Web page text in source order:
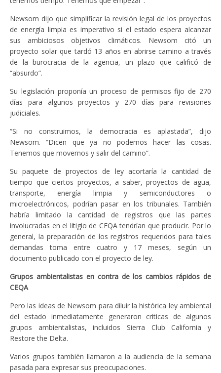
Newsom dijo que simplificar la revisión legal de los proyectos
de energía limpia es imperativo si el estado espera alcanzar
sus ambiciosos objetivos climáticos. Newsom citó un
proyecto solar que tardó 13 años en abrirse camino a través
de la burocracia de la agencia, un plazo que calificó de
“absurdo”.
Su legislación proponía un proceso de permisos fijo de 270
días para algunos proyectos y 270 días para revisiones
judiciales.
“Si no construimos, la democracia es aplastada”, dijo
Newsom. “Dicen que ya no podemos hacer las cosas.
Tenemos que movernos y salir del camino”.
Su paquete de proyectos de ley acortaría la cantidad de
tiempo que ciertos proyectos, a saber, proyectos de agua,
transporte, energía limpia y semiconductores o
microelectrónicos, podrían pasar en los tribunales. También
habría limitado la cantidad de registros que las partes
involucradas en el litigio de CEQA tendrían que producir. Por lo
general, la preparación de los registros requeridos para tales
demandas toma entre cuatro y 17 meses, según un
documento publicado con el proyecto de ley.
Grupos ambientalistas en contra de los cambios rápidos de
CEQA
Pero las ideas de Newsom para diluir la histórica ley ambiental
del estado inmediatamente generaron críticas de algunos
grupos ambientalistas, incluidos Sierra Club California y
Restore the Delta.
Varios grupos también llamaron a la audiencia de la semana
pasada para expresar sus preocupaciones.